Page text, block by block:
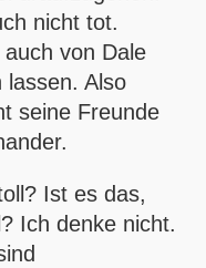
nicht tot.
von Dale
lassen. Also
seine Freunde
Ist es das,
Ich denke nicht.